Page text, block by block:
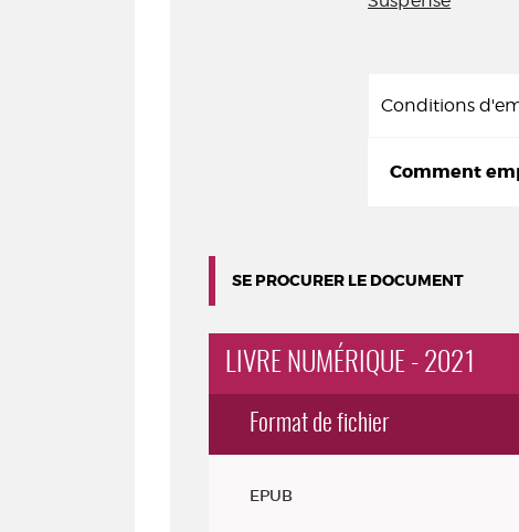
Conditions
Comment
SE PROCURER LE DOCUMENT
LIVRE NUMÉRIQUE - 2021
Format de fichier
EPUB